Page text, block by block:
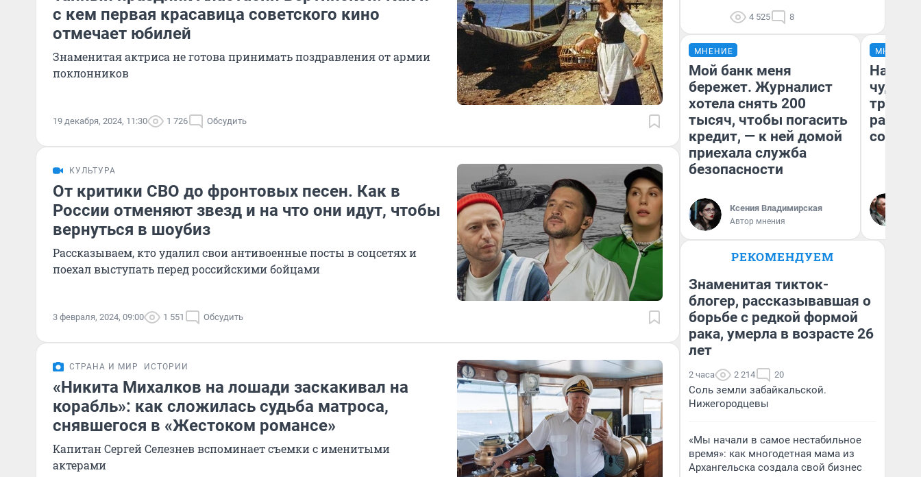
с кем первая красавица советского кино
отмечает юбилей
Знаменитая актриса не готова принимать поздравления от армии
поклонников
19 декабря, 2024, 11:30 1 726 Обсудить
КУЛЬТУРА
От критики СВО до фронтовых песен. Как в
России отменяют звезд и на что они идут, чтобы
вернуться в шоубиз
Рассказываем, кто удалил свои антивоенные посты в соцсетях и
поехал выступать перед российскими бойцами
3 февраля, 2024, 09:00 1 551 Обсудить
СТРАНА И МИР ИСТОРИИ
«Никита Михалков на лошади заскакивал на
корабль»: как сложилась судьба матроса,
снявшегося в «Жестоком романсе»
Капитан Сергей Селезнев вспоминает съемки с именитыми
актерами
4 525 8
МНЕНИЕ
Мой банк меня
бережет. Журналист
хотела снять 200
тысяч, чтобы погасить
кредит, — к ней домой
приехала служба
безопасности
Ксения Владимирская
Автор мнения
МНЕНИЕ
чудом
РЕКОМЕНДУЕМ
Знаменитая тикток-
блогер, рассказывавшая о
борьбе с редкой формой
рака, умерла в возрасте 26
лет
2 часа 2 214 20
Соль земли забайкальской.
Нижегородцевы
«Мы начали в самое нестабильное
время»: как многодетная мама из
Архангельска создала свой бизнес